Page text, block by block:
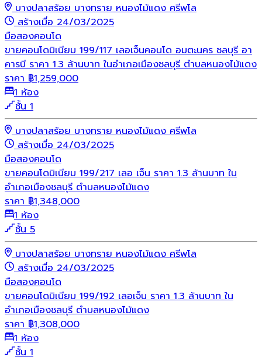
บางปลาสร้อย บางทราย หนองไม้แดง ศรีพโล
สร้างเมื่อ 24/03/2025
มือสองคอนโด
ขายคอนโดมิเนียม 199/117 เลอเจ็นคอนโด อมตะนคร ชลบุรี อา
คารบี ราคา 1.3 ล้านบาท ในอำเภอเมืองชลบุรี ตำบลหนองไม้แดง
ราคา ฿1,259,000
1 ห้อง
ชั้น 1
บางปลาสร้อย บางทราย หนองไม้แดง ศรีพโล
สร้างเมื่อ 24/03/2025
มือสองคอนโด
ขายคอนโดมิเนียม 199/217 เลอ เจ็น ราคา 1.3 ล้านบาท ใน
อำเภอเมืองชลบุรี ตำบลหนองไม้แดง
ราคา ฿1,348,000
1 ห้อง
ชั้น 5
บางปลาสร้อย บางทราย หนองไม้แดง ศรีพโล
สร้างเมื่อ 24/03/2025
มือสองคอนโด
ขายคอนโดมิเนียม 199/192 เลอเจ็น ราคา 1.3 ล้านบาท ใน
อำเภอเมืองชลบุรี ตำบลหนองไม้แดง
ราคา ฿1,308,000
1 ห้อง
ชั้น 1